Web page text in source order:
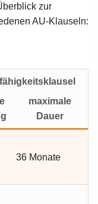
zur
AU-Klauseln:
maximale
Dauer
36 Monate